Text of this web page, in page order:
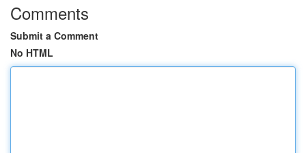
Comments
Submit a Comment
No HTML